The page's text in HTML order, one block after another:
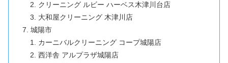
クリーニング ルビー ハーベス木津川台店
大和屋クリーニング 木津川店
城陽市
カーニバルクリーニング コープ城陽店
西洋舎 アルプラザ城陽店